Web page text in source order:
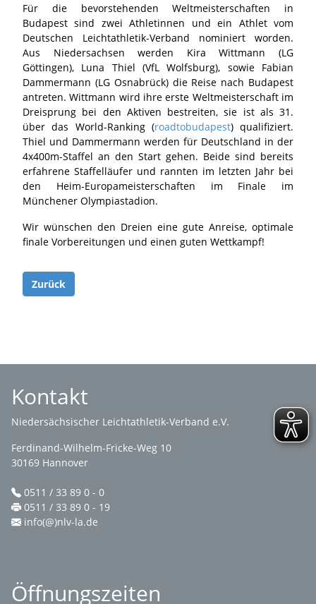
Für die bevorstehenden Weltmeisterschaften in
Budapest sind zwei Athletinnen und ein Athlet vom
Deutschen Leichtathletik-Verband nominiert worden.
Aus Niedersachsen werden Kira Wittmann (LG
Göttingen), Luna Thiel (VfL Wolfsburg), sowie Fabian
Dammermann (LG Osnabrück) die Reise nach Budapest
antreten. Wittmann wird ihre erste Weltmeisterschaft im
Dreisprung bei den Aktiven bestreiten, sie ist als 31.
über das World-Ranking (roadtobudapest) qualifiziert.
Thiel und Dammermann werden für Deutschland in der
4x400m-Staffel an den Start gehen. Beide sind bereits
erfahrene Staffelläufer und rannten im letzten Jahr bei
den Heim-Europameisterschaften im Finale im
Münchener Olympiastadion.
Wir wünschen den Dreien eine gute Anreise, optimale
finale Vorbereitungen und einen guten Wettkampf!
Zurück
Kontakt
Niedersächsischer Leichtathletik-Verband e.V.
Ferdinand-Wilhelm-Fricke-Weg 10
30169 Hannover
0511 / 33 89 0 - 0
0511 / 33 89 0 - 19
info(@)nlv-la.de
Öffnungszeiten